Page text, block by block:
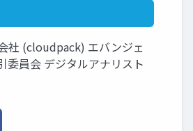
社 (cloudpack) エバンジェ
委員会 デジタルアナリスト